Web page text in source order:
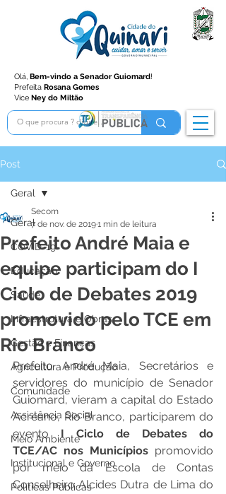
Olá, Bem-vindo a Senador Guiomard!
Prefeita Rosana Gomes
Vice Ney do Miltão
Post
Geral
COVID-19
Educação
Saúde
Infraestrutura e Obras
Gestão e Finanças
Agricultura e Produção
Comunidade
Assistência Social
Meio Ambiente
Institucional e Governo
Políticas Públicas
Geral
Prefeito André Maia e
equipe participam do I
Ciclo de Debates 2019
promovido pelo TCE em
Rio Branco
Secom
7 de nov. de 20191 min de leitura
Prefeito André Maia, Secretários e
servidores do município de Senador
Guiomard, vieram a capital do Estado
Acreano, Rio Branco, participarem do
evento I Ciclo de Debates do
TCE/AC nos Municípios promovido
por meio da Escola de Contas
Conselheiro Alcides Dutra de Lima do